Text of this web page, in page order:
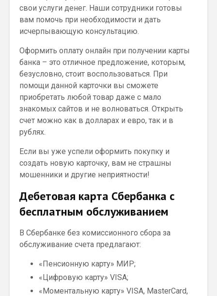
свои услуги денег. Наши сотрудники готовы
вам помочь при необходимости и дать
исчерпывающую консультацию.
Оформить оплату онлайн при получении карты
банка – это отличное предложение, которым,
безусловно, стоит воспользоваться. При
помощи данной карточки вы сможете
приобретать любой товар даже с мало
знакомых сайтов и не волноваться. Открыть
счет можно как в долларах и евро, так и в
рублях.
Если вы уже успели оформить покупку и
создать новую карточку, вам не страшны
мошенники и другие неприятности!
Дебетовая карта Сбербанка с
бесплатным обслуживанием
В Сбербанке без комиссионного сбора за
обслуживание счета предлагают:
«Пенсионную карту» МИР;
«Цифровую карту» VISA;
«Моментальную карту» VISA, MasterCard,